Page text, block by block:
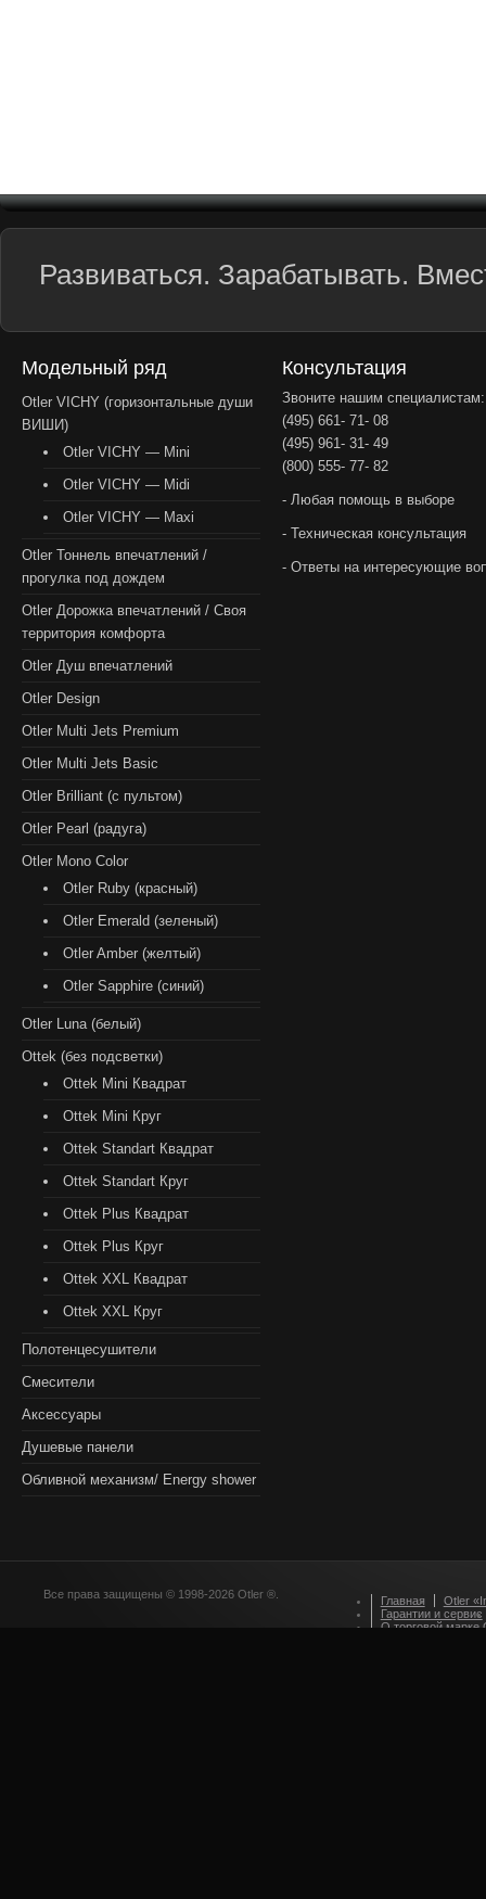
Развиваться. Зарабатывать.
Модельный ряд
Otler VICHY (горизонтальные души
ВИШИ)
Otler VICHY — Mini
Otler VICHY — Midi
Otler VICHY — Maxi
Otler Тоннель впечатлений /
прогулка под дождем
Otler Дорожка впечатлений / Своя
территория комфорта
Otler Душ впечатлений
Otler Design
Otler Multi Jets Premium
Otler Multi Jets Basic
Otler Brilliant (с пультом)
Otler Pearl (радуга)
Otler Mono Color
Otler Ruby (красный)
Otler Emerald (зеленый)
Otler Amber (желтый)
Otler Sapphire (синий)
Otler Luna (белый)
Ottek (без подсветки)
Ottek Mini Квадрат
Ottek Mini Круг
Ottek Standart Квадрат
Ottek Standart Круг
Ottek Plus Квадрат
Ottek Plus Круг
Ottek XXL Квадрат
Ottek XXL Круг
Полотенцесушители
Смесители
Аксессуары
Душевые панели
Обливной механизм/ Energy shower
Консультация
Звоните нашим специалистам:
(495) 661- 71- 08
(495) 961- 31- 49
(800) 555- 77- 82
- Любая помощь в выборе
- Техническая консультация
- Ответы на интересующие
Все права защищены © 1998-2026 Otler ®. Главная
Otler
Гарантии и сервис
О торговой марке